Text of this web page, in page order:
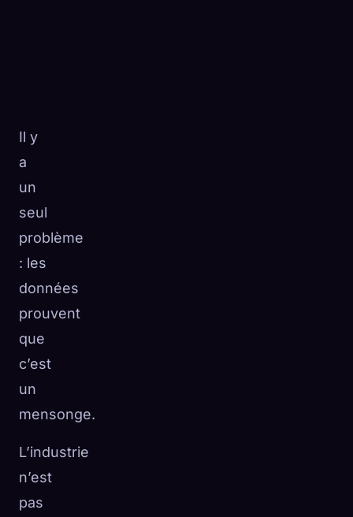
Il y
a
un
seul
problème
: les
données
prouvent
que
c’est
un
mensonge.
L’industrie
n’est
pas